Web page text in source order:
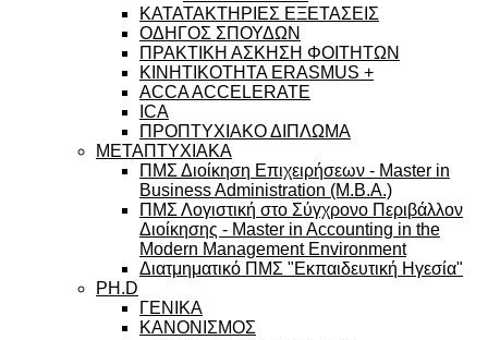
ΚΑΤΑΤΑΚΤΗΡΙΕΣ ΕΞΕΤΑΣΕΙΣ
ΟΔΗΓΟΣ ΣΠΟΥΔΩΝ
ΠΡΑΚΤΙΚΗ ΑΣΚΗΣΗ ΦΟΙΤΗΤΩΝ
ΚΙΝΗΤΙΚΟΤΗΤΑ ERASMUS +
ACCA ACCELERATE
ICA
ΠΡΟΠΤΥΧΙΑΚΟ ΔΙΠΛΩΜΑ
ΜΕΤΑΠΤΥΧΙΑΚΑ
ΠΜΣ Διοίκηση Επιχειρήσεων - Master in
Business Administration (M.B.A.)
ΠΜΣ Λογιστική στο Σύγχρονο Περιβάλλον
Διοίκησης - Master in Accounting in the
Modern Management Environment
Διατμηματικό ΠΜΣ "Εκπαιδευτική Ηγεσία"
PH.D
ΓΕΝΙΚΑ
ΚΑΝΟΝΙΣΜΟΣ